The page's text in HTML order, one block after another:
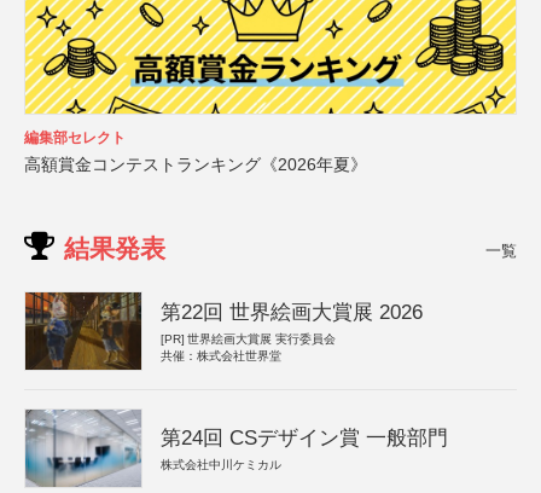
編集部セレクト
高額賞金コンテストランキング《2026年夏》
結果発表 一覧
第22回 世界絵画大賞展 2026
[PR] 世界絵画大賞展 実行委員会
共催：株式会社世界堂
第24回 CSデザイン賞 一般部門
株式会社中川ケミカル